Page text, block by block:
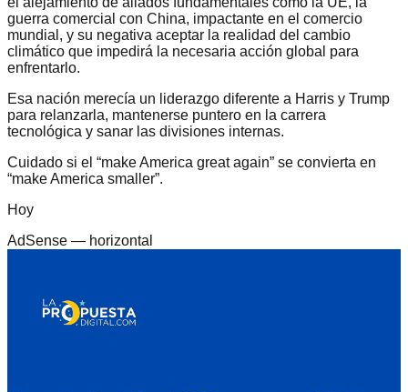
guerra comercial con China, impactante en el comercio
mundial, y su negativa aceptar la realidad del cambio
climático que impedirá la necesaria acción global para
enfrentarlo.
Esa nación merecía un liderazgo diferente a Harris y Trump
para relanzarla, mantenerse puntero en la carrera
tecnológica y sanar las divisiones internas.
Cuidado si el “make America great again” se convierta en
“make America smaller”.
Hoy
AdSense — horizontal